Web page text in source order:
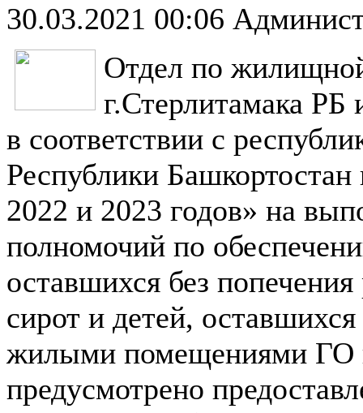
30.03.2021 00:06
Отдел по
г.Стерлитамака
в соответствии с
Республики
2022 и 2023 годов» на
полномочий по
оставшихся без
сирот и детей,
жилыми помещениями ГО
предусмотрено